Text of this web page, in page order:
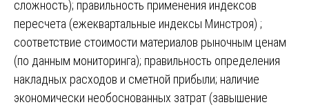
сложность); правильность применения индексов
пересчета (ежеквартальные индексы Минстроя) ;
соответствие стоимости материалов рыночным ценам
(по данным мониторинга); правильность определения
накладных расходов и сметной прибыли; наличие
экономически необоснованных затрат (завышение